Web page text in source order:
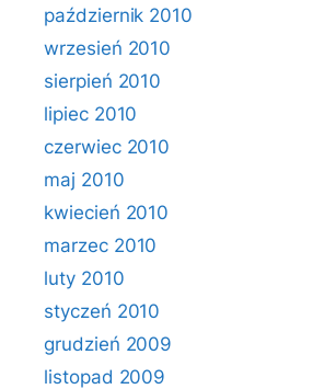
październik 2010
wrzesień 2010
sierpień 2010
lipiec 2010
czerwiec 2010
maj 2010
kwiecień 2010
marzec 2010
luty 2010
styczeń 2010
grudzień 2009
listopad 2009